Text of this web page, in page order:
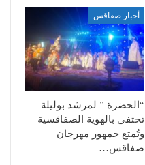
أخبار صفاقس
“الحضرة ” لمرشد بوليلة
تحتفي بالهوية الصفاقسية
وتُمتع جمهور مهرجان
صفاقس…